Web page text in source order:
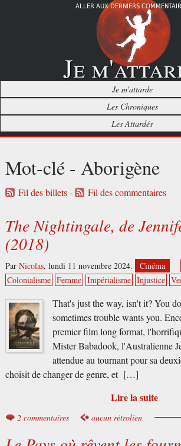
ALLER AUX DERNIERS
Je
Je m'attarde
Les Chroniques
Les Attardés
Mot-clé - Aborigène
Fil des billets- Fil des commentaires
The Nightingale, de
(2018)
Par Nicolas, lundi 11 novembre 2024. Cinéma
Colonialisme Femme Impérialisme Injustice
That's just the way, isn't it? You
sometimes trouble wants you.
premier film long format,
Mister Babadook, l'Australienne
attendue au tournant pour sa
choisit de changer de genre, et […]
Lire la suite
2 commentaires aucun rétrolien